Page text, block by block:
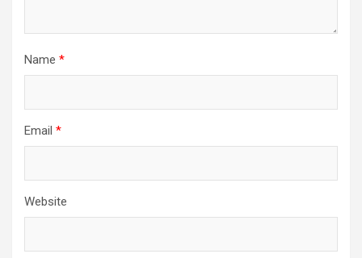
Name *
Email *
Website